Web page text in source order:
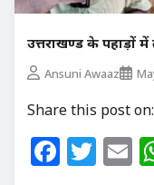
उत्तराखण्ड के पहाड़ों
Ansuni Awaaz
Share this post on: